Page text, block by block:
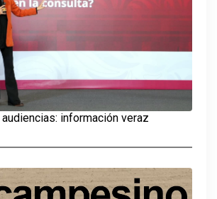
información veraz